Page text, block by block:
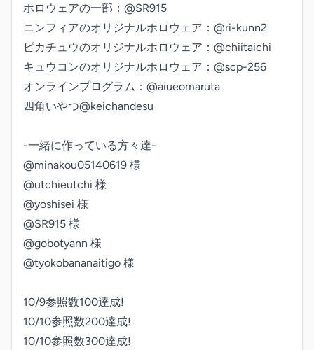
ホロウェアの一部：@SR915
ニンフィアのオリジナルホロウェア：@ri-kunn2
ピカチュウのオリジナルホロウェア：@chiitaichi
キュウコンのオリジナルホロウェア：@scp-256
オンラインプログラム：@aiueomaruta
四角いやつ@keichandesu
-一緒に作っている方々達-
@minakou05140619 様
@utchieutchi 様
@yoshisei 様
@SR915 様
@gobotyann 様
@tyokobananaitigo 様
10/9参照数100達成!
10/10参照数200達成!
10/10参照数300達成!